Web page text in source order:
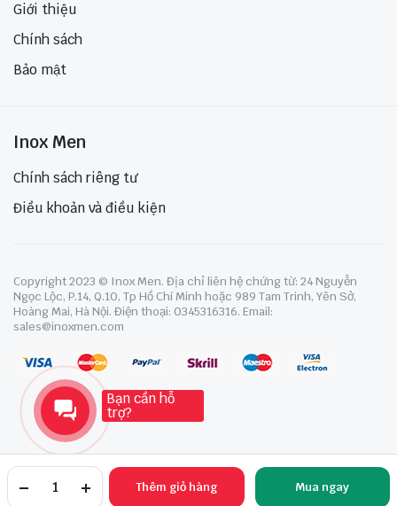
Thêm giỏ hàng Mua ngay
Giới thiệu
Chính sách
Bảo mật
Inox Men
Chính sách riêng tư
Điều khoản và điều kiện
Copyright 2023 © Inox Men. Địa chỉ liên hệ chứng từ: 24 Nguyễn
Ngọc Lộc, P.14, Q.10, Tp Hồ Chí Minh hoặc 989 Tam Trinh, Yên Sở,
Hoàng Mai, Hà Nội. Điện thoại: 0345316316. Email:
sales@inoxmen.com
Bạn cần hỗ
trợ?